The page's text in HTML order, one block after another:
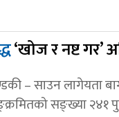
‘खोज र नष्ट गर’
– साउन लागेयता
सङ्ख्या २४१